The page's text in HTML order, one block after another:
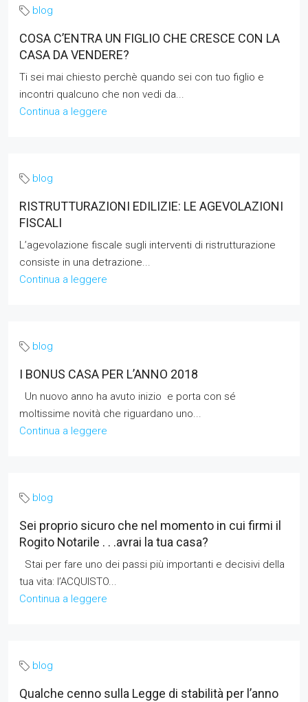
blog
COSA C’ENTRA UN FIGLIO CHE CRESCE CON LA
CASA DA VENDERE?
Ti sei mai chiesto perchè quando sei con tuo figlio e
incontri qualcuno che non vedi da...
Continua a leggere
blog
RISTRUTTURAZIONI EDILIZIE: LE AGEVOLAZIONI
FISCALI
L’agevolazione fiscale sugli interventi di ristrutturazione
consiste in una detrazione...
Continua a leggere
blog
I BONUS CASA PER L’ANNO 2018
Un nuovo anno ha avuto inizio e porta con sé
moltissime novità che riguardano uno...
Continua a leggere
blog
Sei proprio sicuro che nel momento in cui firmi il
Rogito Notarile . . .avrai la tua casa?
Stai per fare uno dei passi più importanti e decisivi della
tua vita: l’ACQUISTO...
Continua a leggere
blog
Qualche cenno sulla Legge di stabilità per l’anno